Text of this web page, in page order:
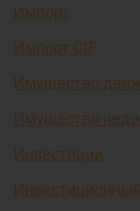
Импорт
Импорт CIF
Имущество
Имущество
Инвестиции